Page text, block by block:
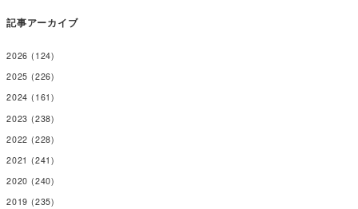
記事アーカイブ
2026 (124)
2025 (226)
2024 (161)
2023 (238)
2022 (228)
2021 (241)
2020 (240)
2019 (235)